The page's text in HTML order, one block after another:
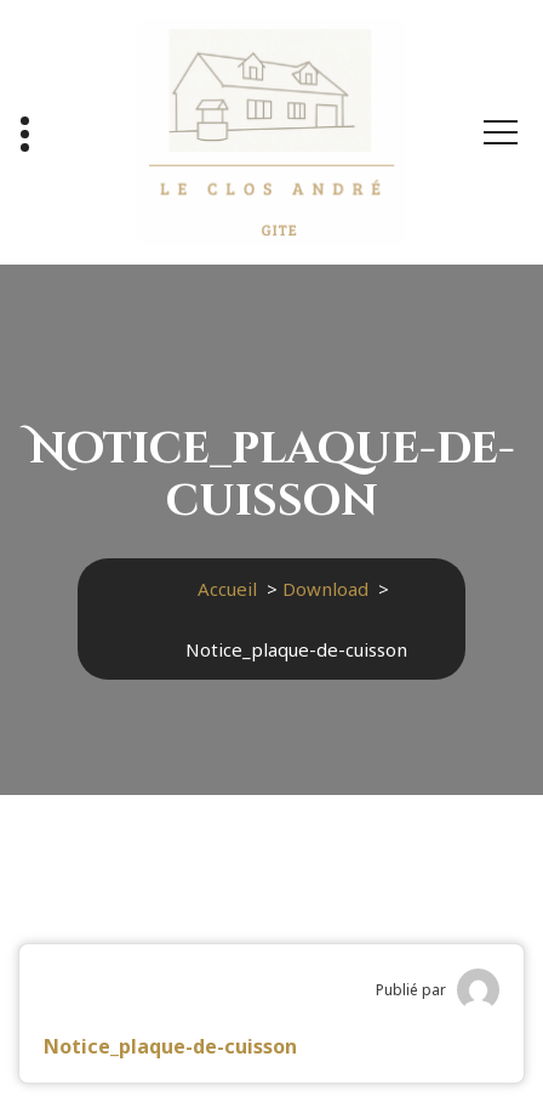
Notice_plaque-de-
cuisson
Accueil > Download >
Notice_plaque-de-cuisson
Publié par
Notice_plaque-de-cuisson